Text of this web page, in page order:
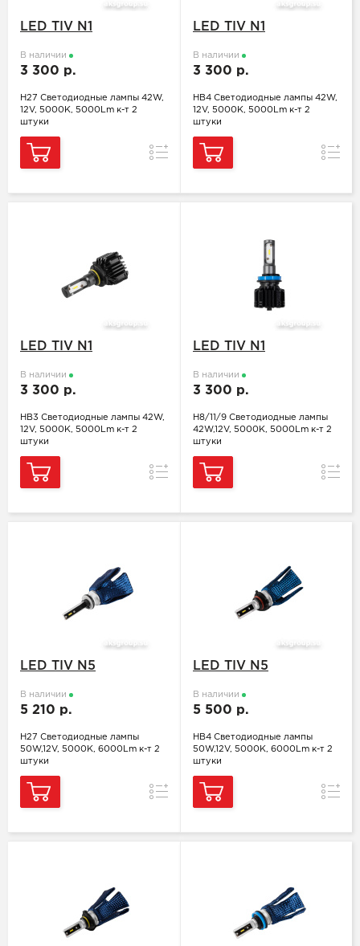
LED TIV N1
В наличии
3 300 р.
H27 Светодиодные лампы 42W,
12V, 5000K, 5000Lm к-т 2
штуки
Сравнение
LED TIV N1
В наличии
3 300 р.
HB4 Светодиодные лампы 42W,
12V, 5000K, 5000Lm к-т 2
штуки
LED TIV N1
В наличии
3 300 р.
HB3 Светодиодные лампы 42W,
12V, 5000K, 5000Lm к-т 2
штуки
Сравнение
LED TIV N1
В наличии
3 300 р.
H8/11/9 Светодиодные лампы
42W,12V, 5000K, 5000Lm к-т 2
штуки
LED TIV N5
В наличии
5 210 р.
H27 Светодиодные лампы
50W,12V, 5000K, 6000Lm к-т 2
штуки
Сравнение
LED TIV N5
В наличии
5 500 р.
HB4 Светодиодные лампы
50W,12V, 5000K, 6000Lm к-т 2
штуки